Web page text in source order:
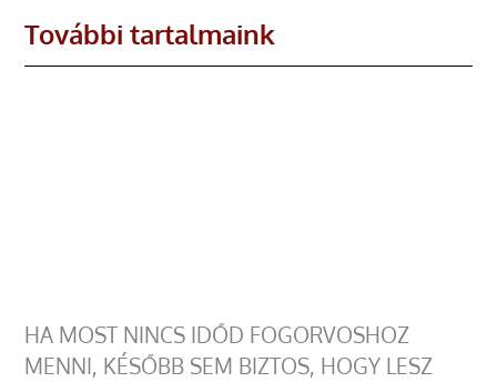
További tartalmaink
HA MOST NINCS IDŐD FOGORVOSHOZ
MENNI, KÉSŐBB SEM BIZTOS, HOGY LESZ